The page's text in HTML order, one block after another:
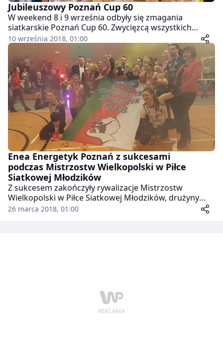
Jubileuszowy Poznań Cup 60
W weekend 8 i 9 września odbyły się zmagania
siatkarskie Poznań Cup 60. Zwycięzcą wszystkich
meczów okazał się zespół Bank Pocztowy Pałac
Bydgoszcz.
10 września 2018, 01:00
Enea Energetyk Poznań z sukcesami
podczas Mistrzostw Wielkopolski w Piłce
Siatkowej Młodzików
Z sukcesem zakończyły rywalizacje Mistrzostw
Wielkopolski w Piłce Siatkowej Młodzików, drużyny
Enea Energetyk Poznań. Zawodniczki zostały najlepszą
26 marca 2018, 01:00